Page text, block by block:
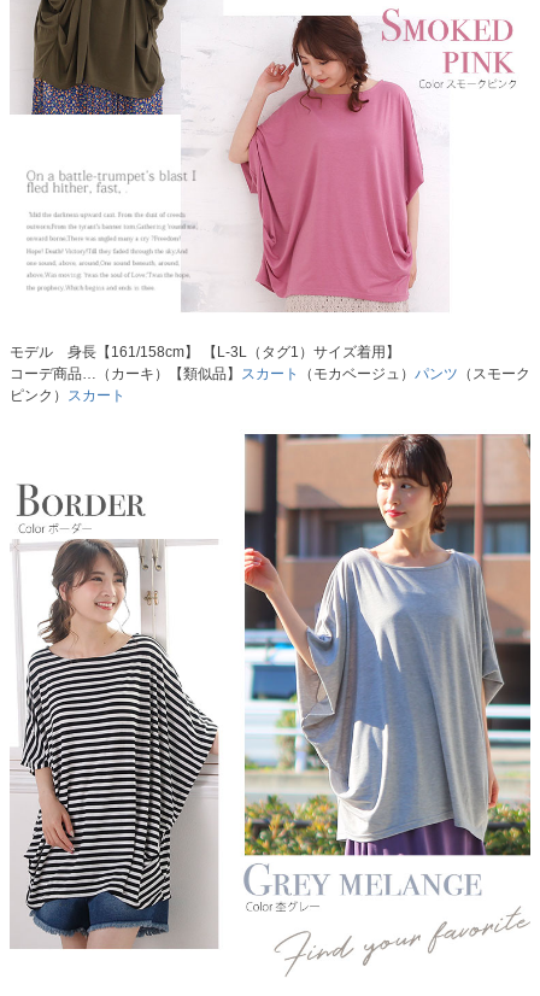
モデル 身長【161/158cm】 【L-3L（タグ1）サイズ着用】
コーデ商品…（カーキ）【類似品】 スカート （モカベージュ） パンツ （スモーク
ピンク） スカート